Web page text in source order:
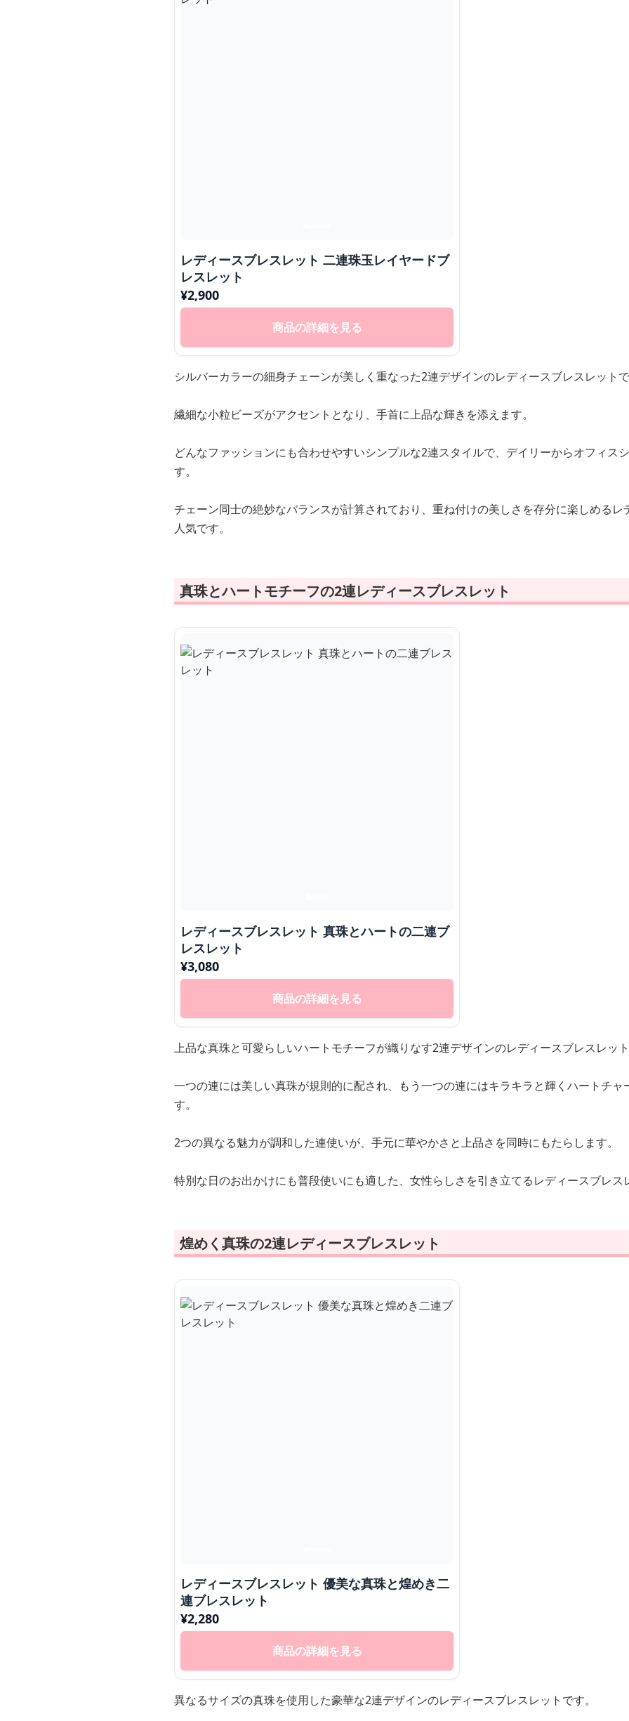
レディースブレスレット 二連珠玉レイヤードブ
レスレット
¥2,900
商品の詳細を見る
シルバーカラーの細身チェーンが美しく重なった2連デザインのレディースブレスレットで
繊細な小粒ビーズがアクセントとなり、手首に上品な輝きを添えます。
どんなファッションにも合わせやすいシンプルな2連スタイルで、デイリーからオフィス
す。
チェーン同士の絶妙なバランスが計算されており、重ね付けの美しさを存分に楽しめるレ
人気です。
真珠とハートモチーフの2連レディースブレスレット
レディースブレスレット 真珠とハートの二連ブ
レスレット
¥3,080
商品の詳細を見る
上品な真珠と可愛らしいハートモチーフが織りなす2連デザインのレディースブレスレット
一つの連には美しい真珠が規則的に配され、もう一つの連にはキラキラと輝くハートチャ
す。
2つの異なる魅力が調和した連使いが、手元に華やかさと上品さを同時にもたらします。
特別な日のお出かけにも普段使いにも適した、女性らしさを引き立てるレディースブレス
煌めく真珠の2連レディースブレスレット
レディースブレスレット 優美な真珠と煌めき二
連ブレスレット
¥2,280
商品の詳細を見る
異なるサイズの真珠を使用した豪華な2連デザインのレディースブレスレットです。